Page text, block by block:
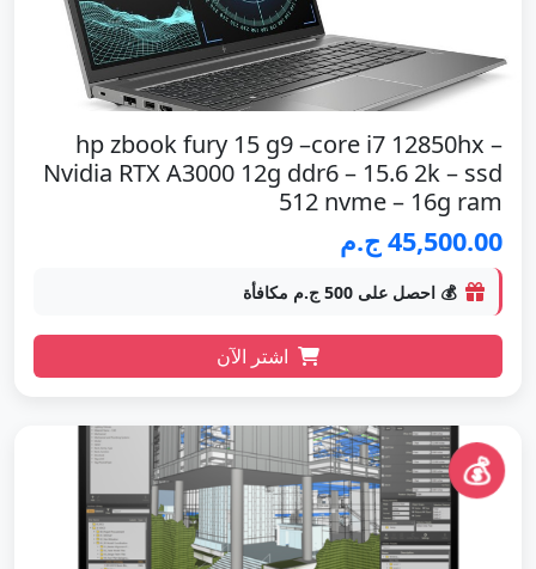
hp zbook fury 15 g9 –core i7 12850hx –
Nvidia RTX A3000 12g ddr6 – 15.6 2k – ssd
512 nvme – 16g ram
45,500.00 ج.م
💰 احصل على 500 ج.م مكافأة
اشتر الآن
💰